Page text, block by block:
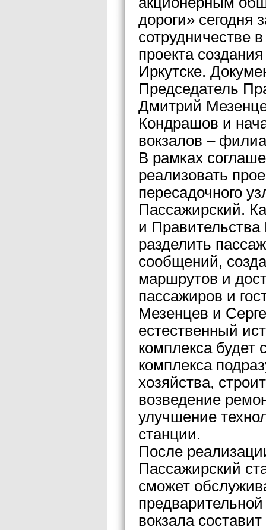
дороги» сегодня
сотрудничестве
проекта
Иркутске.
Председатель
Дмитрий
Кондрашов и
вокзалов –
В рамках
реализовать
пересадочного
Пассажирский.
и Правительства
разделить
сообщений,
маршрутов и
пассажиров и
Мезенцев и
естественный
комплекса будет
комплекса
хозяйства,
возведение
улучшение
станции.
После
Пассажирский
сможет
вокзала